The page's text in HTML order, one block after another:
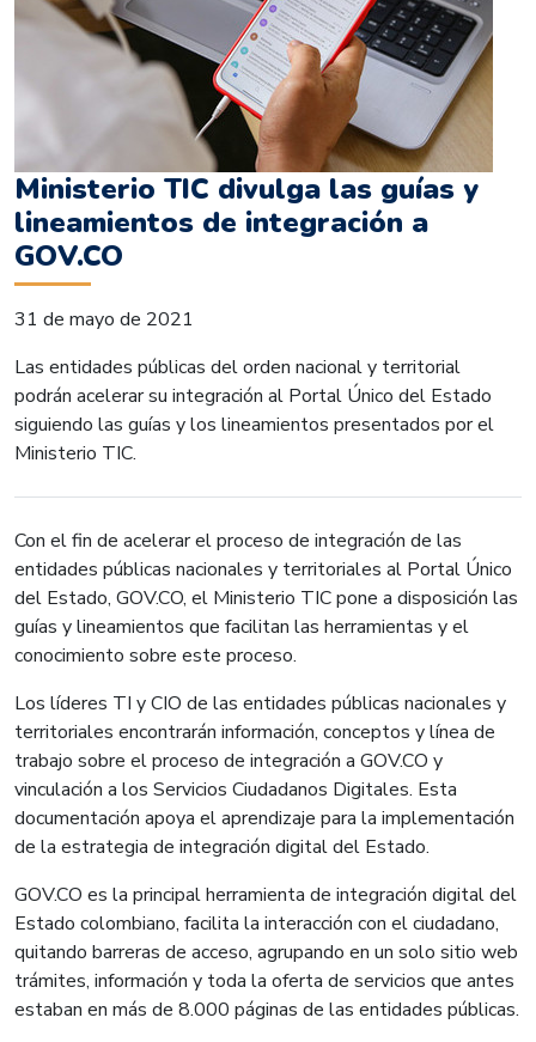
Ministerio TIC divulga las guías y
lineamientos de integración a
GOV.CO
31 de mayo de 2021
Las entidades públicas del orden nacional y territorial
podrán acelerar su integración al Portal Único del Estado
siguiendo las guías y los lineamientos presentados por el
Ministerio TIC.
Con el fin de acelerar el proceso de integración de las
entidades públicas nacionales y territoriales al Portal Único
del Estado, GOV.CO, el Ministerio TIC pone a disposición las
guías y lineamientos que facilitan las herramientas y el
conocimiento sobre este proceso.
Los líderes TI y CIO de las entidades públicas nacionales y
territoriales encontrarán información, conceptos y línea de
trabajo sobre el proceso de integración a GOV.CO y
vinculación a los Servicios Ciudadanos Digitales. Esta
documentación apoya el aprendizaje para la implementación
de la estrategia de integración digital del Estado.
GOV.CO es la principal herramienta de integración digital del
Estado colombiano, facilita la interacción con el ciudadano,
quitando barreras de acceso, agrupando en un solo sitio web
trámites, información y toda la oferta de servicios que antes
estaban en más de 8.000 páginas de las entidades públicas.